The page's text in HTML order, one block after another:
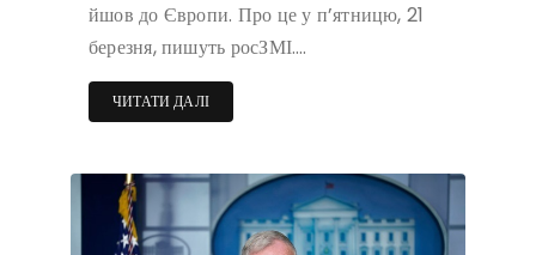
йшов до Європи. Про це у п’ятницю, 21
березня, пишуть росЗМІ….
ЧИТАТИ ДАЛІ